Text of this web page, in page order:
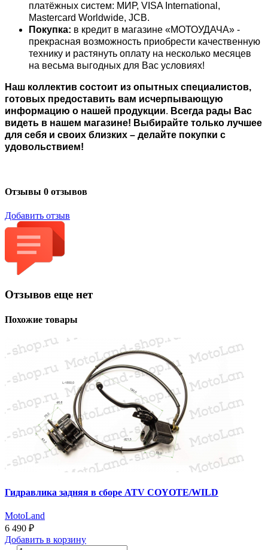
платёжных систем: МИР, VISA International,
Mastercard Worldwide, JCB.
Покупка: в кредит в магазине «МОТОУДАЧА» -
прекрасная возможность приобрести качественную
технику и растянуть оплату на несколько месяцев
на весьма выгодных для Вас условиях!
Наш коллектив состоит из опытных специалистов,
готовых предоставить вам исчерпывающую
информацию о нашей продукции. Всегда рады Вас
видеть в нашем магазине! Выбирайте только лучшее
для себя и своих близких – делайте покупки с
удовольствием!
Отзывы 0 отзывов
Добавить отзыв
Отзывов еще нет
Похожие товары
Гидравлика задняя в сборе ATV COYOTE/WILD
MotoLand
6 490 ₽
Добавить в корзину